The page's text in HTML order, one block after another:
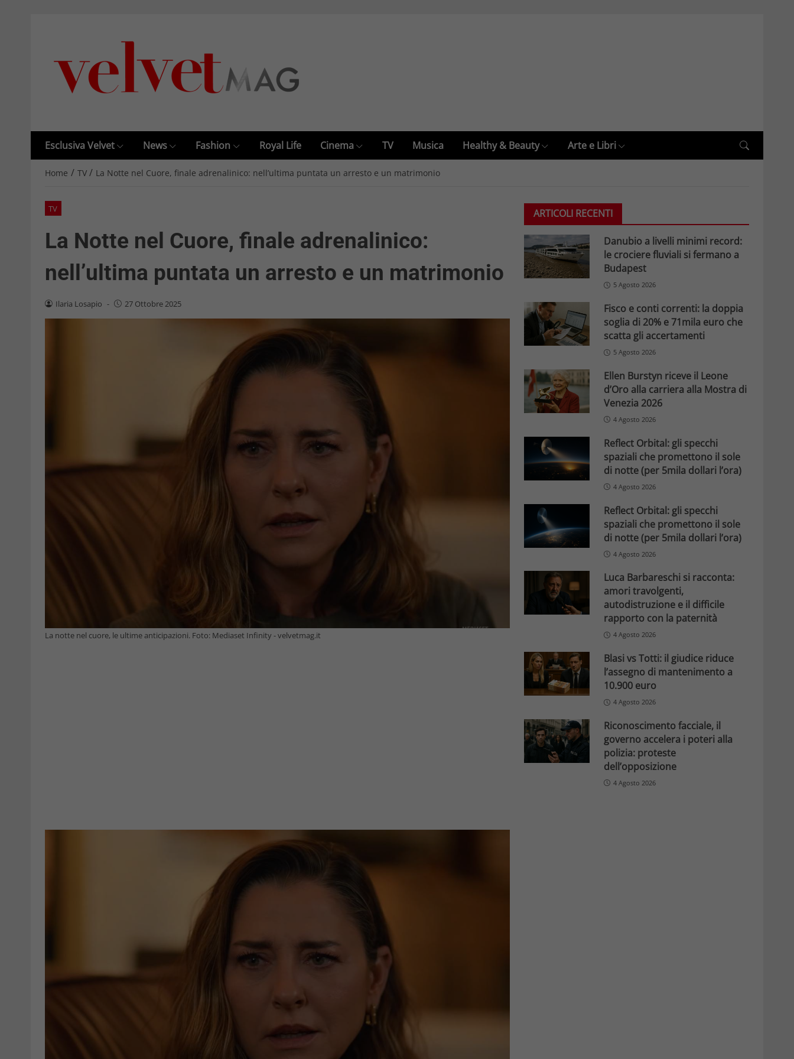
Esclusiva Velvet News Fashion Royal Life Cinema TV Musica Healthy & Beauty Arte e Libri
Home / TV / La Notte nel Cuore, finale adrenalinico: nell’ultima puntata un arresto e un matrimonio
TV
La Notte nel Cuore, finale adrenalinico:
nell’ultima puntata un arresto e un matrimonio
Ilaria Losapio - 27 Ottobre 2025
La notte nel cuore, le ultime anticipazioni. Foto: Mediaset Infinity - velvetmag.it
ARTICOLI RECENTI
Danubio a livelli minimi record:
le crociere fluviali si fermano a
Budapest
5 Agosto 2026
Fisco e conti correnti: la doppia
soglia di 20% e 71mila euro che
scatta gli accertamenti
5 Agosto 2026
Ellen Burstyn riceve il Leone
d’Oro alla carriera alla Mostra di
Venezia 2026
4 Agosto 2026
Reflect Orbital: gli specchi
spaziali che promettono il sole
di notte (per 5mila dollari l’ora)
4 Agosto 2026
Reflect Orbital: gli specchi
spaziali che promettono il sole
di notte (per 5mila dollari l’ora)
4 Agosto 2026
Luca Barbareschi si racconta:
amori travolgenti,
autodistruzione e il difficile
rapporto con la paternità
4 Agosto 2026
Blasi vs Totti: il giudice riduce
l’assegno di mantenimento a
10.900 euro
4 Agosto 2026
Riconoscimento facciale, il
governo accelera i poteri alla
polizia: proteste
dell’opposizione
4 Agosto 2026